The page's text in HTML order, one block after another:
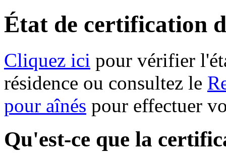
État de certification
Cliquez ici pour vérifier
résidence ou consultez le
pour aînés pour effectuer
Qu'est-ce que la